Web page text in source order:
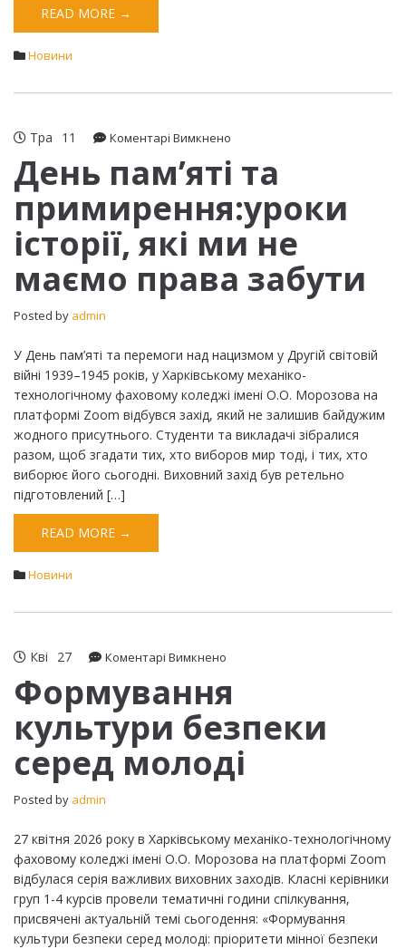
READ MORE →
Новини
Тра 11 Коментарі Вимкнено
пам’яті
примирення:уроки
історії,
які
ми
не
День пам’яті та
примирення:уроки
історії, які ми не
маємо права забути
Posted by admin
У День пам’яті та перемоги над нацизмом у Другій світовій
війні 1939–1945 років, у Харківському механіко-
технологічному фаховому коледжі імені О.О. Морозова на
платформі Zoom відбувся захід, який не залишив байдужим
жодного присутнього. Студенти та викладачі зібралися
разом, щоб згадати тих, хто виборов мир тоді, і тих, хто
виборює його сьогодні. Виховний захід був ретельно
підготовлений […]
READ MORE →
Новини
Кві 27 Коментарі Вимкнено
культури
серед
молоді
Формування
культури безпеки
серед молоді
Posted by admin
27 квітня 2026 року в Харківському механіко-технологічному
фаховому коледжі імені О.О. Морозова на платформі Zoom
відбулася серія важливих виховних заходів. Класні керівники
груп 1-4 курсів провели тематичні години спілкування,
присвячені актуальній темі сьогодення: ​​«Формування
культури безпеки серед молоді: пріоритети мінної безпеки